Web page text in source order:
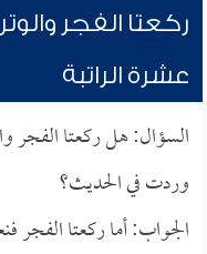
ركعتا الفجر
عشرة الراتبة
السؤال: هل ركعتا الفجر
وردت في الحديث؟
الجواب: أما ركعتا الفجر